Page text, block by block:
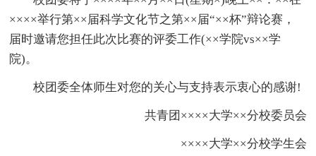
××××举行第××届科学文化节之第××届“××杯”辩论赛，
届时邀请您担任此次比赛的评委工作(××学院vs××学
院)。
校团委全体师生对您的关心与支持表示衷心的感谢!
共青团××××大学××分校委员会
××××大学××分校学生会